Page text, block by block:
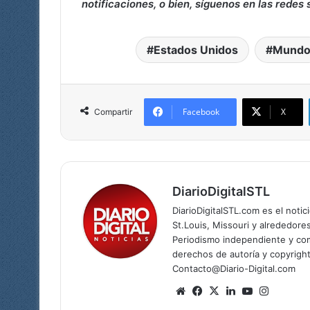
notificaciones, o bien, síguenos en las redes
Estados Unidos Mundo
Compartir Facebook X
DiarioDigitalSTL
DiarioDigitalSTL.com es el
St.Louis, Missouri y
Periodismo independiente y
derechos de autoría y
Contacto@Diario-Digital.com
Siti Fa
X
Lin Yo